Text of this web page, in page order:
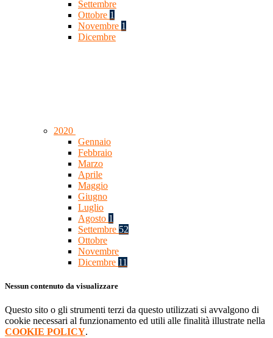
Settembre
Ottobre 1
Novembre 1
Dicembre
2020
Gennaio
Febbraio
Marzo
Aprile
Maggio
Giugno
Luglio
Agosto 1
Settembre 52
Ottobre
Novembre
Dicembre 11
Nessun contenuto da visualizzare
Questo sito o gli strumenti terzi da questo utilizzati si avvalgono di
cookie necessari al funzionamento ed utili alle finalità illustrate nella
COOKIE POLICY.